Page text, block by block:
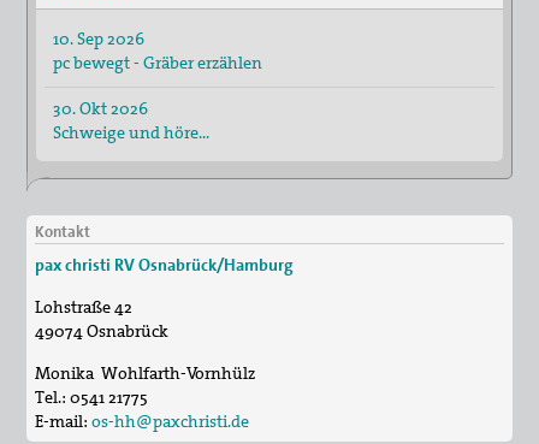
10. Sep 2026
pc bewegt - Gräber erzählen
30. Okt 2026
Schweige und höre...
Kontakt
pax christi RV Osnabrück/Hamburg
Lohstraße 42
49074Osnabrück
Monika Wohlfarth-Vornhülz
Tel.:0541 21775
E-mail:os-hh@paxchristi.de